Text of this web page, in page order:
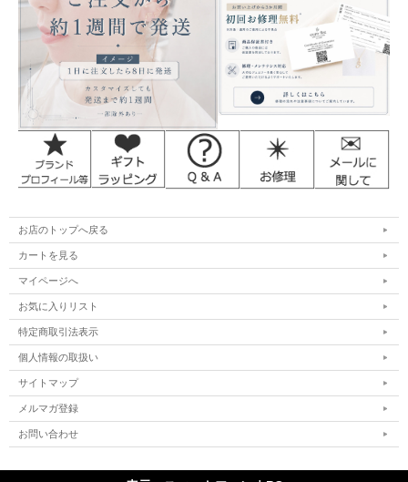
お店のトップへ戻る
カートを見る
マイページへ
お気に入りリスト
特定商取引法表示
個人情報の取扱い
サイトマップ
メルマガ登録
お問い合わせ